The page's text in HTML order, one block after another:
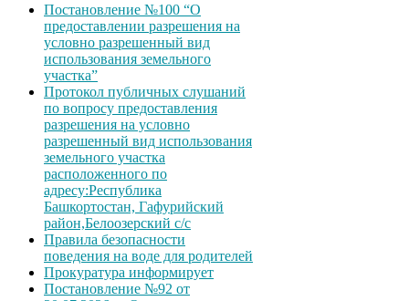
Постановление №100 “О
предоставлении разрешения на
условно разрешенный вид
использования земельного
участка”
Протокол публичных слушаний
по вопросу предоставления
разрешения на условно
разрешенный вид использования
земельного участка
расположенного по
адресу:Республика
Башкортостан, Гафурийский
район,Белоозерский с/с
Правила безопасности
поведения на воде для родителей
Прокуратура информирует
Постановление №92 от